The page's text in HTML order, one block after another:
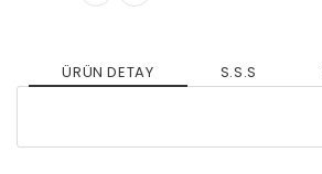
ÜRÜN DETAY S.S.S